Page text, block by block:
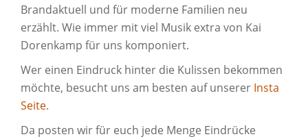
Brandaktuell und für moderne Familien neu
erzählt. Wie immer mit viel Musik extra von Kai
Dorenkamp für uns komponiert.
Wer einen Eindruck hinter die Kulissen bekommen
möchte, besucht uns am besten auf unserer Insta
Seite.
Da posten wir für euch jede Menge Eindrücke